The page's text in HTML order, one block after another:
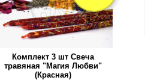
Комплект 3 шт Свеча
травяная "Магия Любви"
(Красная)